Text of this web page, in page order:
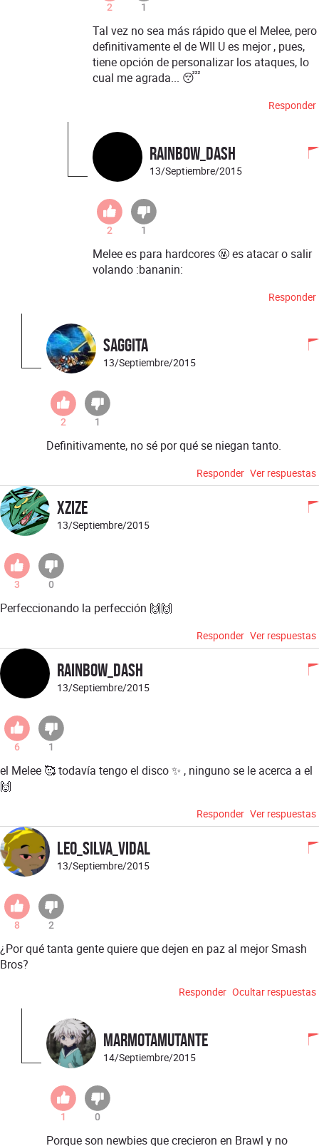
2 1
Tal vez no sea más rápido que el Melee, pero
definitivamente el de WII U es mejor , pues,
tiene opción de personalizar los ataques, lo
cual me agrada... 😴
Responder
Rainbow_Dash
13/Septiembre/2015
2 1
Melee es para hardcores 🤬 es atacar o salir
volando :bananin:
Responder
Saggita
13/Septiembre/2015
2 1
Definitivamente, no sé por qué se niegan tanto.
Responder Ver respuestas
XZize
13/Septiembre/2015
3 0
Perfeccionando la perfección 🙌🙌
Responder Ver respuestas
Rainbow_Dash
13/Septiembre/2015
6 1
el Melee 🥰 todavía tengo el disco ✨ , ninguno se le acerca a el
🙌
Responder Ver respuestas
Leo_Silva_Vidal
13/Septiembre/2015
8 2
¿Por qué tanta gente quiere que dejen en paz al mejor Smash
Bros?
Responder Ocultar respuestas
MarmotaMutante
14/Septiembre/2015
1 0
Porque son newbies que crecieron en Brawl y no